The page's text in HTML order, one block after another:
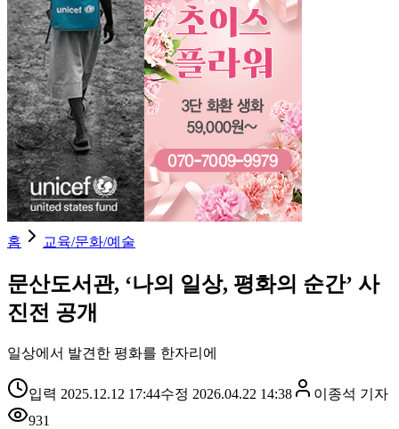
홈 교육/문화/예술
문산도서관, ‘나의 일상, 평화의 순간’ 사
진전 공개
일상에서 발견한 평화를 한자리에
입력 2025.12.12 17:44수정 2026.04.22 14:38 이종석 기자
931